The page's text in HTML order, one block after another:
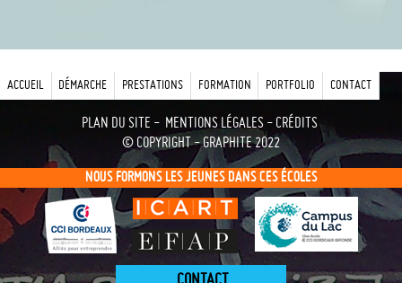
ACCUEIL DÉMARCHE PRESTATIONS FORMATION PORTFOLIO CONTACT
PLAN DU SITE - MENTIONS LÉGALES - CRÉDITS
© COPYRIGHT - GRAPHITE 2022
NOUS FORMONS LES JEUNES DANS CES ÉCOLES